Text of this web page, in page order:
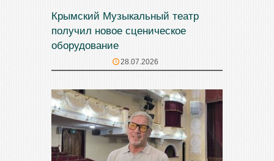
Крымский Музыкальный театр
получил новое сценическое
оборудование
28.07.2026